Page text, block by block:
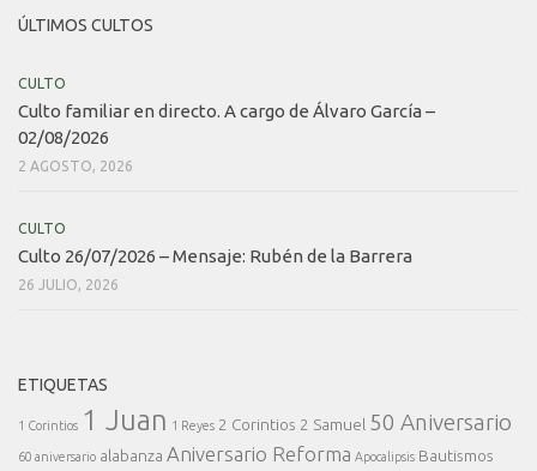
ÚLTIMOS CULTOS
CULTO
Culto familiar en directo. A cargo de Álvaro García –
02/08/2026
2 AGOSTO, 2026
CULTO
Culto 26/07/2026 – Mensaje: Rubén de la Barrera
26 JULIO, 2026
ETIQUETAS
1 Corintios 1 Juan 1 Reyes 2 Corintios 2 Samuel 50 Aniversario
60 aniversario alabanza Aniversario Reforma Apocalipsis Bautismos